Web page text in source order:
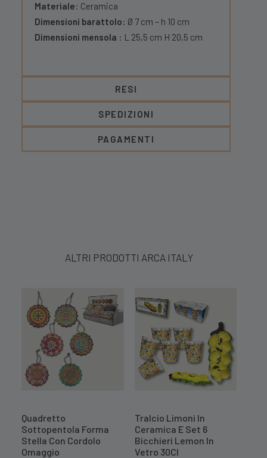
Materiale: Ceramica
Dimensioni barattolo: Ø 7 cm – h 10 cm
Dimensioni mensola : L 25,5 cm H 20,5 cm
RESI
SPEDIZIONI
PAGAMENTI
ALTRI PRODOTTI ARCA ITALY
Quadretto
Sottopentola Forma
Stella Con Cordolo
Omaggio
Tralcio Limoni In
Ceramica E Set 6
Bicchieri Lemon In
Vetro 30Cl